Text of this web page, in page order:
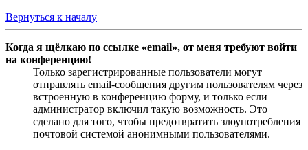
Вернуться к началу
Когда я щёлкаю по ссылке «email», от меня требуют войти
на конференцию!
Только зарегистрированные пользователи могут
отправлять email-сообщения другим пользователям через
встроенную в конференцию форму, и только если
администратор включил такую возможность. Это
сделано для того, чтобы предотвратить злоупотребления
почтовой системой анонимными пользователями.